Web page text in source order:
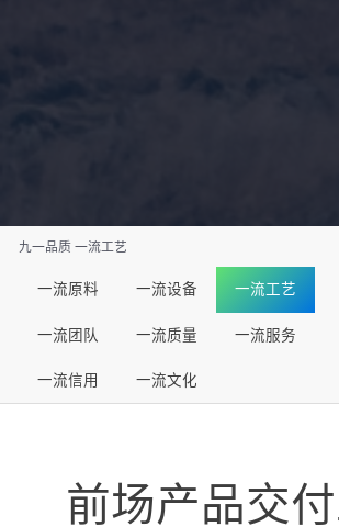
九一品质 一流工艺
一流原料 一流设备 一流工艺
一流团队 一流质量 一流服务
一流信用 一流文化
前场产品交